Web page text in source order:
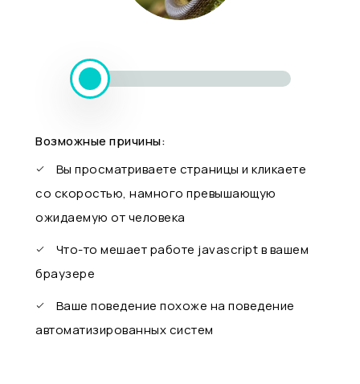
Возможные причины:
Вы просматриваете страницы и кликаете
со скоростью, намного превышающую
ожидаемую от человека
Что-то мешает работе javascript в вашем
браузере
Ваше поведение похоже на поведение
автоматизированных систем